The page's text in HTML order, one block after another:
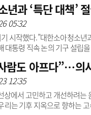
국시 합격률
판례
행사
법적고지
콘강을 건넜다’는 말은 돌이
킬 수 없는 상황에 놓였다.
종료되는 오는 2023년 9월
년과 ‘특단 대책’
05:32
시작했다.”대한소아청소
대통령 직속 논의 기구 설립
왔지만 최근 그 심각성이 가
1년 차 전공의가 57명에 불과
청과 얘기가 회의에 올라올
람도 아프다”…의
12:35
상에서 고민하고 개선하려
는 기후 지옥으로 향하는